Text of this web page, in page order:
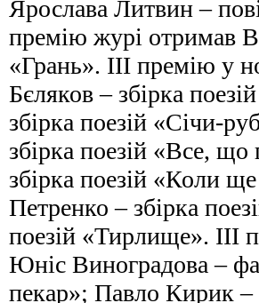
Ярослава Литвин –
премію журі отримав
«Грань». ІІІ премію у
Бєляков – збірка
збірка поезій «Січи-
збірка поезій «Все,
збірка поезій «Коли
Петренко – збірка
поезій «Тирлище». ІІІ
Юніс Виноградова –
пекар»; Павло Кирик